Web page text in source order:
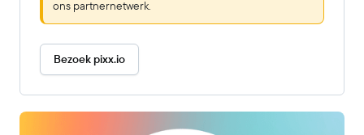
ons partnernetwerk.
Bezoek pixx.io